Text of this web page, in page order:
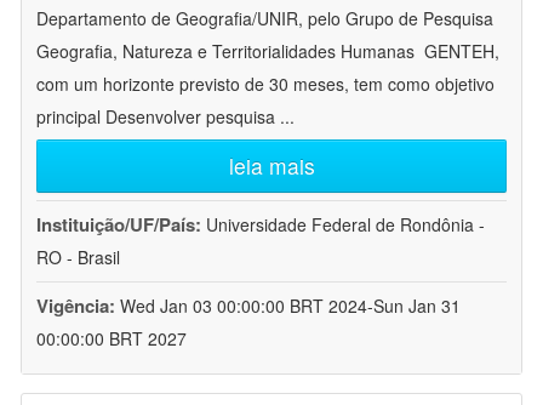
Departamento de Geografia/UNIR, pelo Grupo de Pesquisa
Geografia, Natureza e Territorialidades Humanas  GENTEH,
com um horizonte previsto de 30 meses, tem como objetivo
principal Desenvolver pesquisa ...
leia mais
Instituição/UF/País: Universidade Federal de Rondônia -
RO - Brasil
Vigência: Wed Jan 03 00:00:00 BRT 2024-Sun Jan 31
00:00:00 BRT 2027